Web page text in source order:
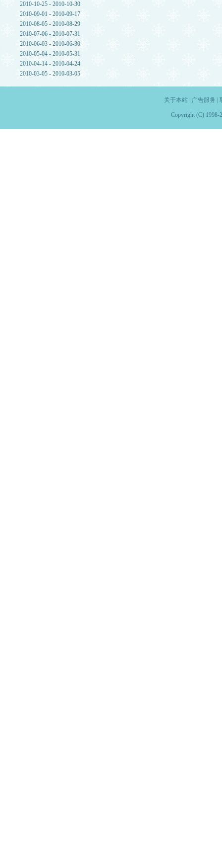
2010-10-25 - 2010-10-30
2010-09-01 - 2010-09-17
2010-08-05 - 2010-08-29
2010-07-06 - 2010-07-31
2010-06-03 - 2010-06-30
2010-05-04 - 2010-05-31
2010-04-14 - 2010-04-24
2010-03-05 - 2010-03-05
关于本站| 广告服务
Copyright (C) 1998-